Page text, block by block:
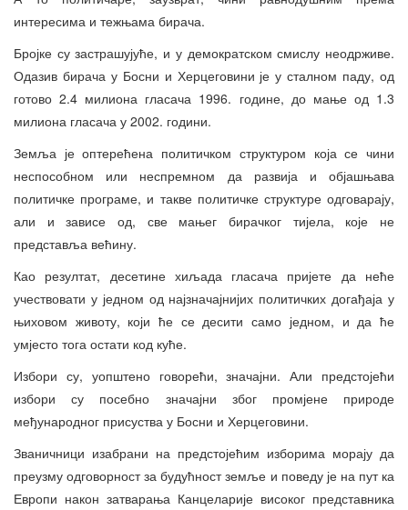
интересима и тежњама бирача.
Бројке су застрашујуће, и у демократском смислу неодрживе.
Одазив бирача у Босни и Херцеговини је у сталном паду, од
готово 2.4 милиона гласача 1996. године, до мање од 1.3
милиона гласача у 2002. години.
Земља је оптерећена политичком структуром која се чини
неспособном или неспремном да развија и објашњава
политичке програме, и такве политичке структуре одговарају,
али и зависе од, све мањег бирачког тијела, које не
представља већину.
Као резултат, десетине хиљада гласача пријете да неће
учествовати у једном од најзначајнијих политичких догађаја у
њиховом животу, који ће се десити само једном, и да ће
умјесто тога остати код куће.
Избори су, уопштено говорећи, значајни. Али предстојећи
избори су посебно значајни због промјене природе
међународног присуства у Босни и Херцеговини.
Званичници изабрани на предстојећим изборима морају да
преузму одговорност за будућност земље и поведу је на пут ка
Европи након затварања Канцеларије високог представника